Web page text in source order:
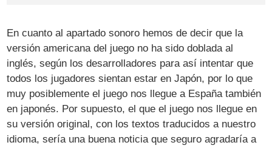
En cuanto al apartado sonoro hemos de decir que la
versión americana del juego no ha sido doblada al
inglés, según los desarrolladores para así intentar que
todos los jugadores sientan estar en Japón, por lo que
muy posiblemente el juego nos llegue a España también
en japonés. Por supuesto, el que el juego nos llegue en
su versión original, con los textos traducidos a nuestro
idioma, sería una buena noticia que seguro agradaría a